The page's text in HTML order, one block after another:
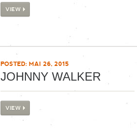
VIEW
POSTED: MAI 26, 2015
JOHNNY WALKER
VIEW